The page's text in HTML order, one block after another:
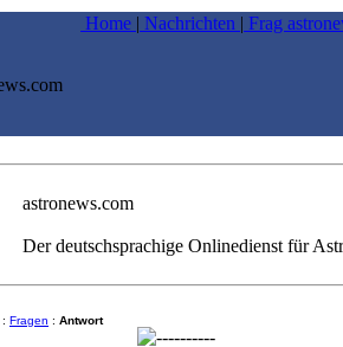
Home | Nachrichten | Frag
astronews.com
Der deutschsprachige Onlinedienst für
: Fragen : Antwort